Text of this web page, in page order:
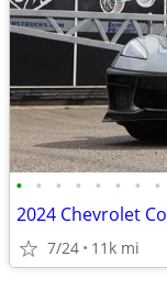
• • • • • • • •
7/24 11k mi